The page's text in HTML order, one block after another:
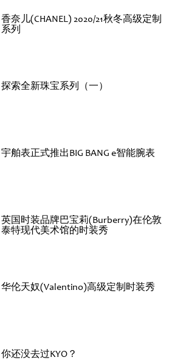
香奈儿(CHANEL) 2020/21秋冬高级定制
系列
探索全新珠宝系列（一）
宇舶表正式推出BIG BANG e智能腕表
英国时装品牌巴宝莉(Burberry)在伦敦
泰特现代美术馆的时装秀
华伦天奴(Valentino)高级定制时装秀
你还没去过KYO？